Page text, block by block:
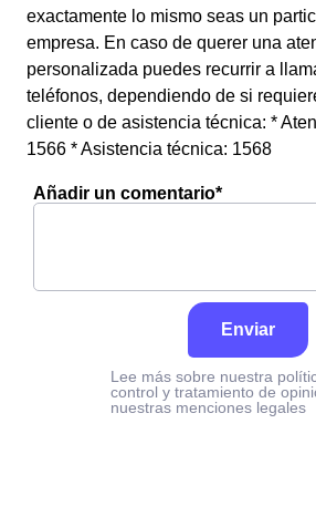
exactamente lo mismo seas un
empresa. En caso de querer una
personalizada puedes recurrir a
teléfonos, dependiendo de si
cliente o de asistencia técnica: *
1566 * Asistencia técnica: 1568
Añadir un comentario*
Enviar
Lee más sobre nuestra
control y tratamiento de
nuestras menciones legales